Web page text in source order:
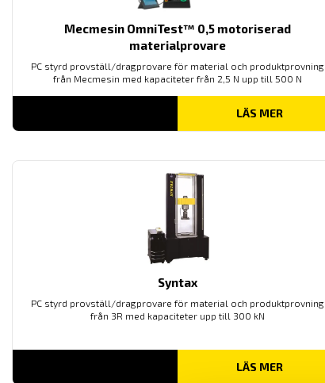
Mecmesin OmniTest™ 0,5 motoriserad
materialprovare
PC styrd provställ/dragprovare för material och produktprovning
från Mecmesin med kapaciteter från 2,5 N upp till 500 N
LÄS MER
Syntax
PC styrd provställ/dragprovare för material och produktprovning
från 3R med kapaciteter upp till 300 kN
LÄS MER